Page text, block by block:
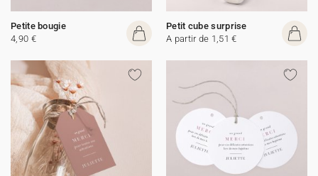
Petite bougie
4,90 €
Petit cube surprise
A partir de 1,51 €